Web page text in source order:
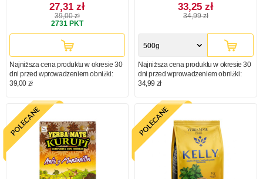
27,31 zł
39,00 zł
2731 PKT
Najniższa cena produktu w okresie 30
dni przed wprowadzeniem obniżki:
39,00 zł
33,25 zł
34,99 zł
500g
Najniższa cena produktu w okresie 30
dni przed wprowadzeniem obniżki:
34,99 zł